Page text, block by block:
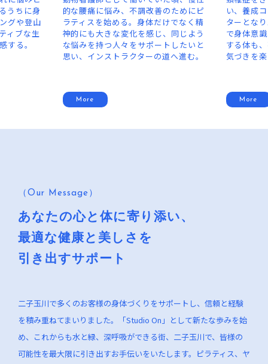
ためにピ
でなく精
同じよう
したいと
い、養成コースを受講。インストラク
ターとなり10年。実践を重ねること
で身体意識が高まり、年齢と共に変化
する体も、不安ではなく、その時々の
気づきを楽しめるようになっている。
More
ディショ
会う。オ
家資格を
更に学び
ンストラ
More
（Our Message）
あなたの心と体に寄り添い、
最適な健康と美しさを
引き出すサポート
二子玉川で多くのお客様の身体づくりをサポートし、信頼と経験
を積み重ねてまいりました。「Studio On」として新たな歩みを始
め、これからも水と緑、深呼吸ができる街、二子玉川で、皆様の
可能性を最大限に引き出すお手伝いをいたします。ピラティス、ヤ